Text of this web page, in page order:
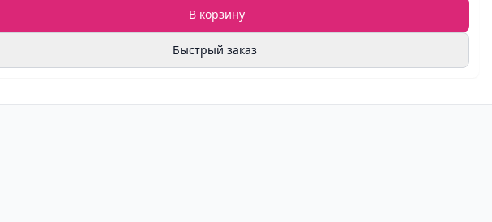
В корзину
Быстрый заказ